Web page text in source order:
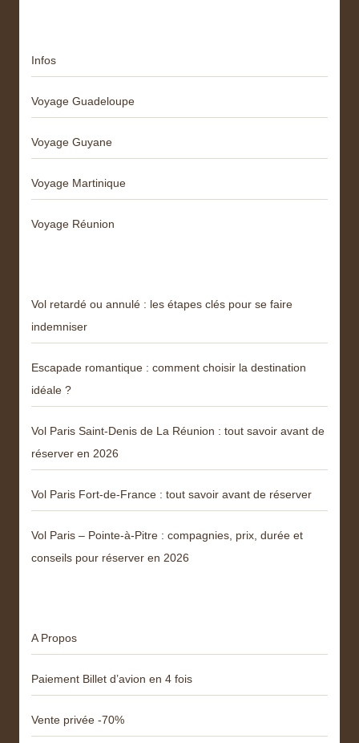
Infos
Voyage Guadeloupe
Voyage Guyane
Voyage Martinique
Voyage Réunion
Vol retardé ou annulé : les étapes clés pour se faire
indemniser
Escapade romantique : comment choisir la destination
idéale ?
Vol Paris Saint-Denis de La Réunion : tout savoir avant de
réserver en 2026
Vol Paris Fort-de-France : tout savoir avant de réserver
Vol Paris – Pointe-à-Pitre : compagnies, prix, durée et
conseils pour réserver en 2026
A Propos
Paiement Billet d’avion en 4 fois
Vente privée -70%